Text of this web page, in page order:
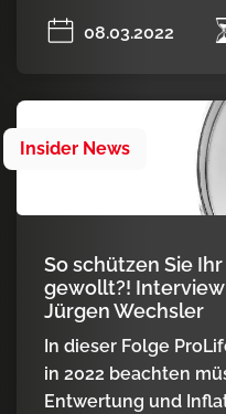
08.03.2022
Insider News
So schützen Sie
gewollt?! Interview
Jürgen Wechsler
In dieser Folge
in 2022 beachten
Entwertung und